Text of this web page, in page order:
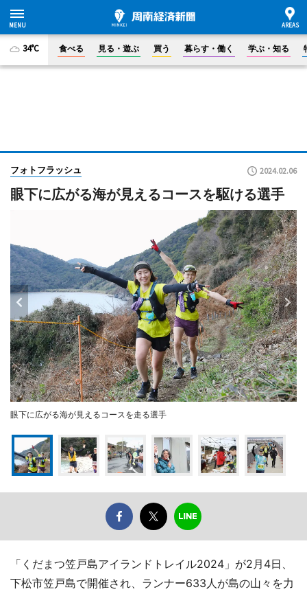
34°C 食べる 見る・遊ぶ 買う 暮らす・働く 学ぶ・知る
フォトフラッシュ 2024.02.06
眼下に広がる海が見えるコースを駆ける選手
眼下に広がる海が見えるコースを走る選手
「くだまつ笠戸島アイランドトレイル2024」が2月4日、
下松市笠戸島で開催され、ランナー633人が島の山々を力